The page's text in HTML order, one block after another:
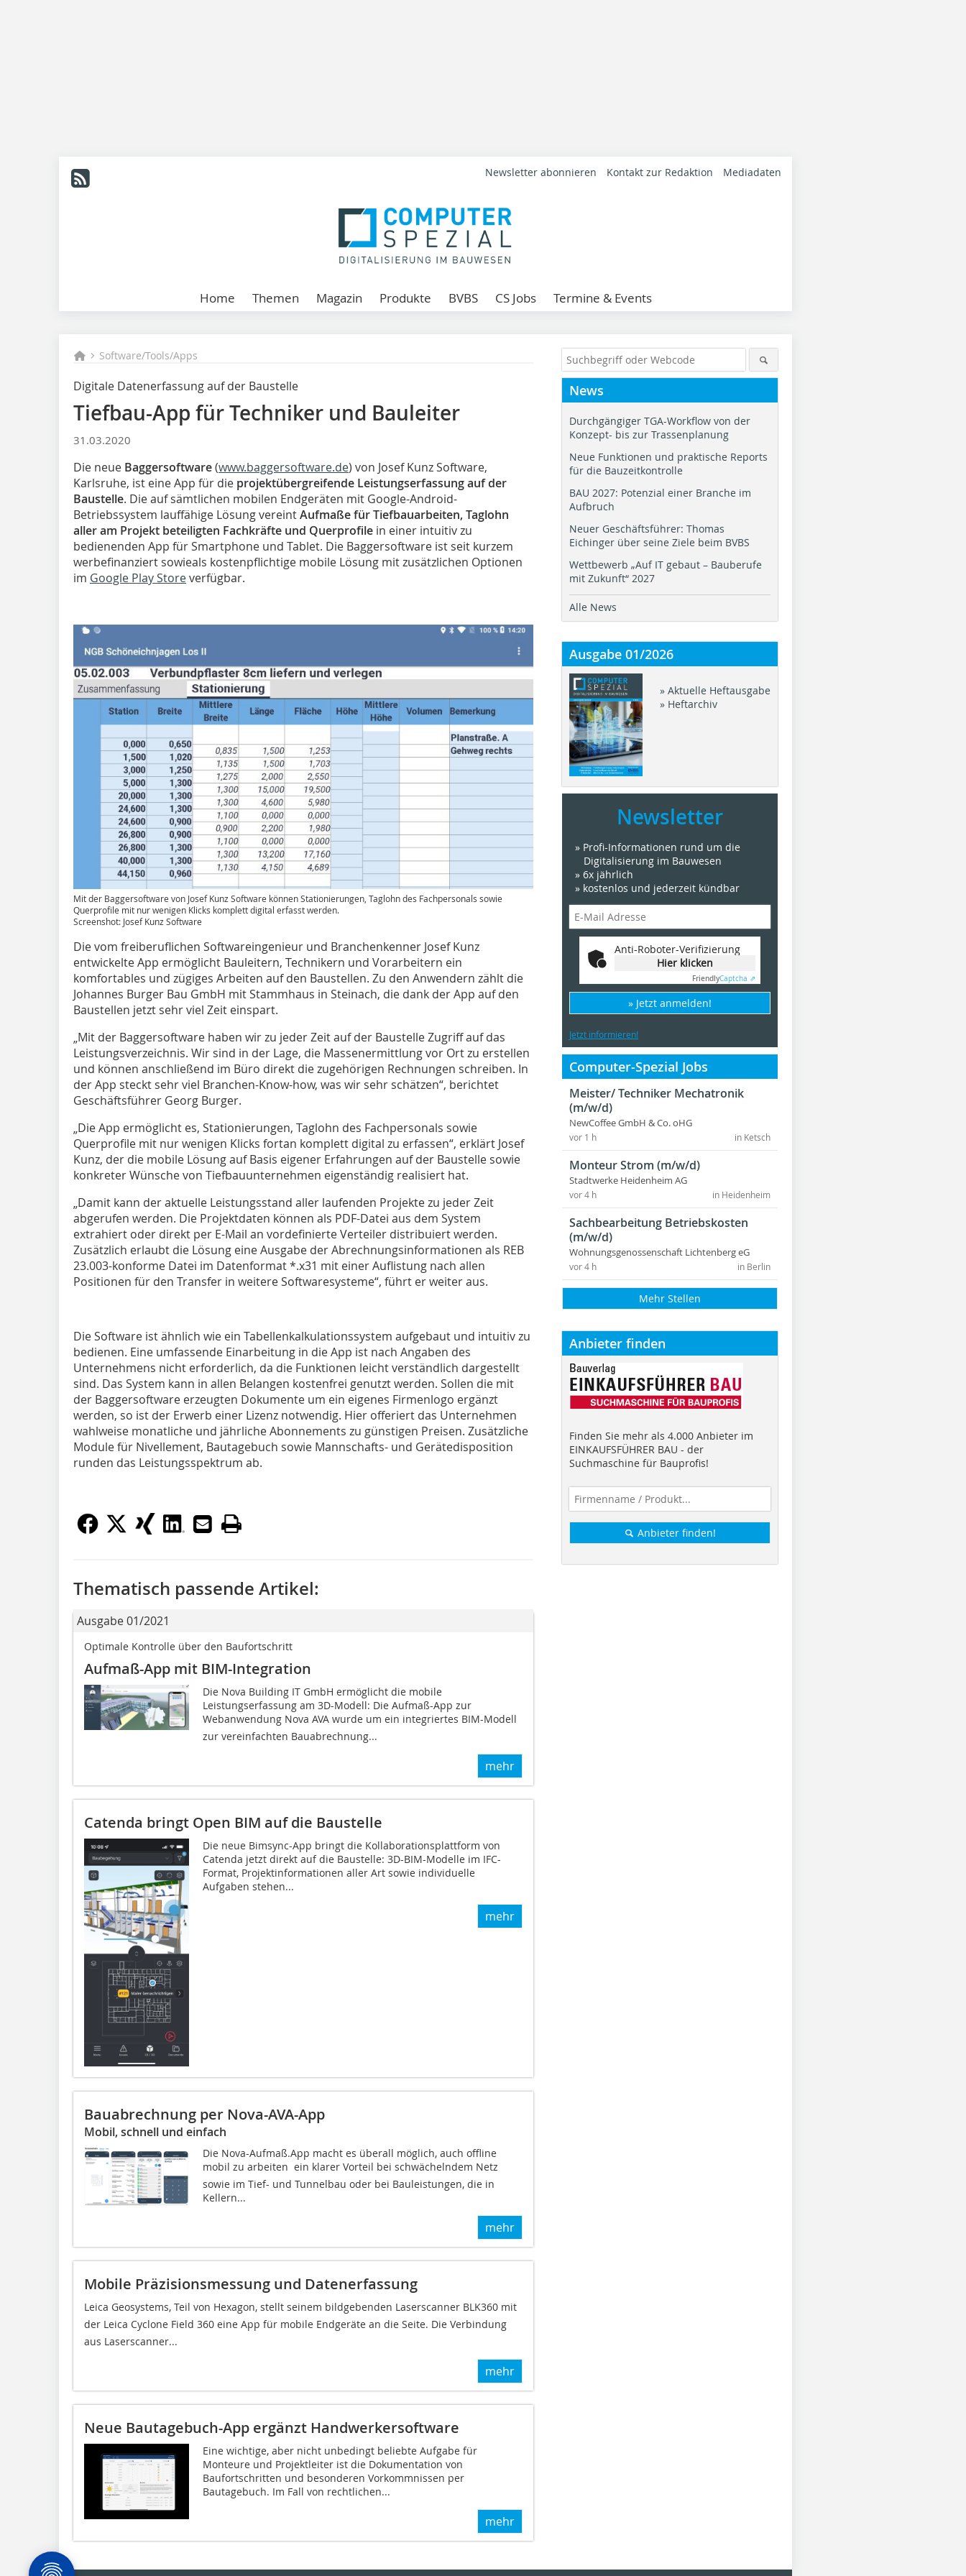
Newsletter abonnieren Kontakt zur Redaktion Mediadaten
Home Themen Magazin Produkte BVBS CS Jobs Termine & Events
Software/Tools/Apps
Digitale Datenerfassung auf der Baustelle
Tiefbau-App für Techniker und Bauleiter
31.03.2020
Die neue Baggersoftware(www.baggersoftware.de) von Josef Kunz Software,
Karlsruhe, ist eine App für die projektübergreifende Leistungserfassung auf der
Baustelle. Die auf sämtlichen mobilen Endgeräten mit Google-Android-
Betriebssystem lauffähige Lösung vereintAufmaße für Tiefbauarbeiten, Taglohn
aller am Projekt beteiligten Fachkräfte und Querprofile in einer intuitiv zu
bedienenden App für Smartphone und Tablet. Die Baggersoftware ist seit kurzem
werbefinanziert sowieals kostenpflichtige mobile Lösung mit zusätzlichen Optionen
im Google Play Storeverfügbar.
Mit der Baggersoftware von Josef Kunz Software können Stationierungen, Taglohn des Fachpersonals sowie
Querprofile mit nur wenigen Klicks komplett digital erfasst werden.
Screenshot: Josef Kunz Software
Die vom freiberuflichen Softwareingenieur und Branchenkenner Josef Kunz
entwickelte App ermöglicht Bauleitern, Technikern und Vorarbeitern ein
komfortables und zügiges Arbeiten auf den Baustellen. Zu den Anwendern zählt die
Johannes Burger Bau GmbH mit Stammhaus in Steinach, die dank der App auf den
Baustellen jetzt sehr viel Zeit einspart.
„Mit der Baggersoftware haben wir zu jeder Zeit auf der Baustelle Zugriff auf das
Leistungsverzeichnis. Wir sind in der Lage, die Massenermittlung vor Ort zu erstellen
und können anschließend im Büro direkt die zugehörigen Rechnungen schreiben. In
der App steckt sehr viel Branchen-Know-how, was wir sehr schätzen“, berichtet
Geschäftsführer Georg Burger.
„Die App ermöglicht es, Stationierungen, Taglohn des Fachpersonals sowie
Querprofile mit nur wenigen Klicks fortan komplett digital zu erfassen“, erklärt Josef
Kunz, der die mobile Lösung auf Basis eigener Erfahrungen auf der Baustelle sowie
konkreter Wünsche von Tiefbauunternehmen eigenständig realisiert hat.
„Damit kann der aktuelle Leistungsstand aller laufenden Projekte zu jeder Zeit
abgerufen werden. Die Projektdaten können als PDF-Datei aus dem System
extrahiert oder direkt per E-Mail an vordefinierte Verteiler distribuiert werden.
Zusätzlich erlaubt die Lösung eine Ausgabe der Abrechnungsinformationen als REB
23.003-konforme Datei im Datenformat *.x31 mit einer Auflistung nach allen
Positionen für den Transfer in weitere Softwaresysteme“, führt er weiter aus.
Die Software ist ähnlich wie ein Tabellenkalkulationssystem aufgebaut und intuitiv zu
bedienen. Eine umfassende Einarbeitung in die App ist nach Angaben des
Unternehmens nicht erforderlich, da die Funktionen leicht verständlich dargestellt
sind. Das System kann in allen Belangen kostenfrei genutzt werden. Sollen die mit
der Baggersoftware erzeugten Dokumente um ein eigenes Firmenlogo ergänzt
werden, so ist der Erwerb einer Lizenz notwendig. Hier offeriert das Unternehmen
wahlweise monatliche und jährliche Abonnements zu günstigen Preisen. Zusätzliche
Module für Nivellement, Bautagebuch sowie Mannschafts- und Gerätedisposition
runden das Leistungsspektrum ab.
Thematisch passende Artikel:
Ausgabe 01/2021
Optimale Kontrolle über den Baufortschritt
Aufmaß-App mit BIM-Integration
Die Nova Building IT GmbH ermöglicht die mobile
Leistungserfassung am 3D-Modell: Die Aufmaß-App zur
Webanwendung Nova AVA wurde um ein integriertes BIM-Modell
zur vereinfachten Bauabrechnung...
mehr
Catenda bringt Open BIM auf die Baustelle
Die neue Bimsync-App bringt die Kollaborationsplattform von
Catenda jetzt direkt auf die Baustelle: 3D-BIM-Modelle im IFC-
Format, Projektinformationen aller Art sowie individuelle
Aufgaben stehen...
mehr
Bauabrechnung per Nova-AVA-App
Mobil, schnell und einfach
Die Nova-Aufmaß.App macht es überall möglich, auch offline
mobil zu arbeiten  ein klarer Vorteil bei schwächelndem Netz
sowie im Tief- und Tunnelbau oder bei Bauleistungen, die in
Kellern...
mehr
Mobile Präzisionsmessung und Datenerfassung
Leica Geosystems, Teil von Hexagon, stellt seinem bildgebenden Laserscanner BLK360 mit
der Leica Cyclone Field 360 eine App für mobile Endgeräte an die Seite. Die Verbindung
aus Laserscanner...
mehr
Neue Bautagebuch-App ergänzt Handwerkersoftware
Eine wichtige, aber nicht unbedingt beliebte Aufgabe für
Monteure und Projektleiter ist die Dokumentation von
Baufortschritten und besonderen Vorkommnissen per
Bautagebuch. Im Fall von rechtlichen...
mehr
News
Durchgängiger TGA-Workflow von der
Konzept- bis zur Trassenplanung
Neue Funktionen und praktische Reports
für die Bauzeitkontrolle
BAU 2027: Potenzial einer Branche im
Aufbruch
Neuer Geschäftsführer: Thomas
Eichinger über seine Ziele beim BVBS
Wettbewerb „Auf IT gebaut – Bauberufe
mit Zukunft“ 2027
Alle News
Ausgabe 01/2026
» Aktuelle Heftausgabe
» Heftarchiv
Newsletter
» Profi-Informationen rund um die
Digitalisierung im Bauwesen
» 6x jährlich
» kostenlos und jederzeit kündbar
Anti-Roboter-Verifizierung
Hier klicken
FriendlyCaptcha ⇗
» Jetzt anmelden!
Jetzt informieren!
Computer-Spezial Jobs
Meister/ Techniker Mechatronik
(m/w/d)
NewCoffee GmbH & Co. oHG
in Ketsch
vor 1 h
Monteur Strom (m/w/d)
Stadtwerke Heidenheim AG
in Heidenheim
vor 4 h
Sachbearbeitung Betriebskosten
(m/w/d)
Wohnungsgenossenschaft Lichtenberg eG
in Berlin
vor 4 h
Mehr Stellen
Anbieter finden
Finden Sie mehr als 4.000 Anbieter im
EINKAUFSFÜHRER BAU - der
Suchmaschine für Bauprofis!
Anbieter finden!